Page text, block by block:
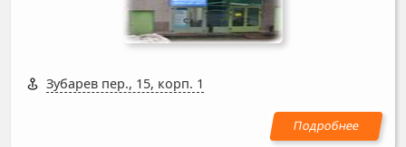
Зубарев пер., 15, корп. 1